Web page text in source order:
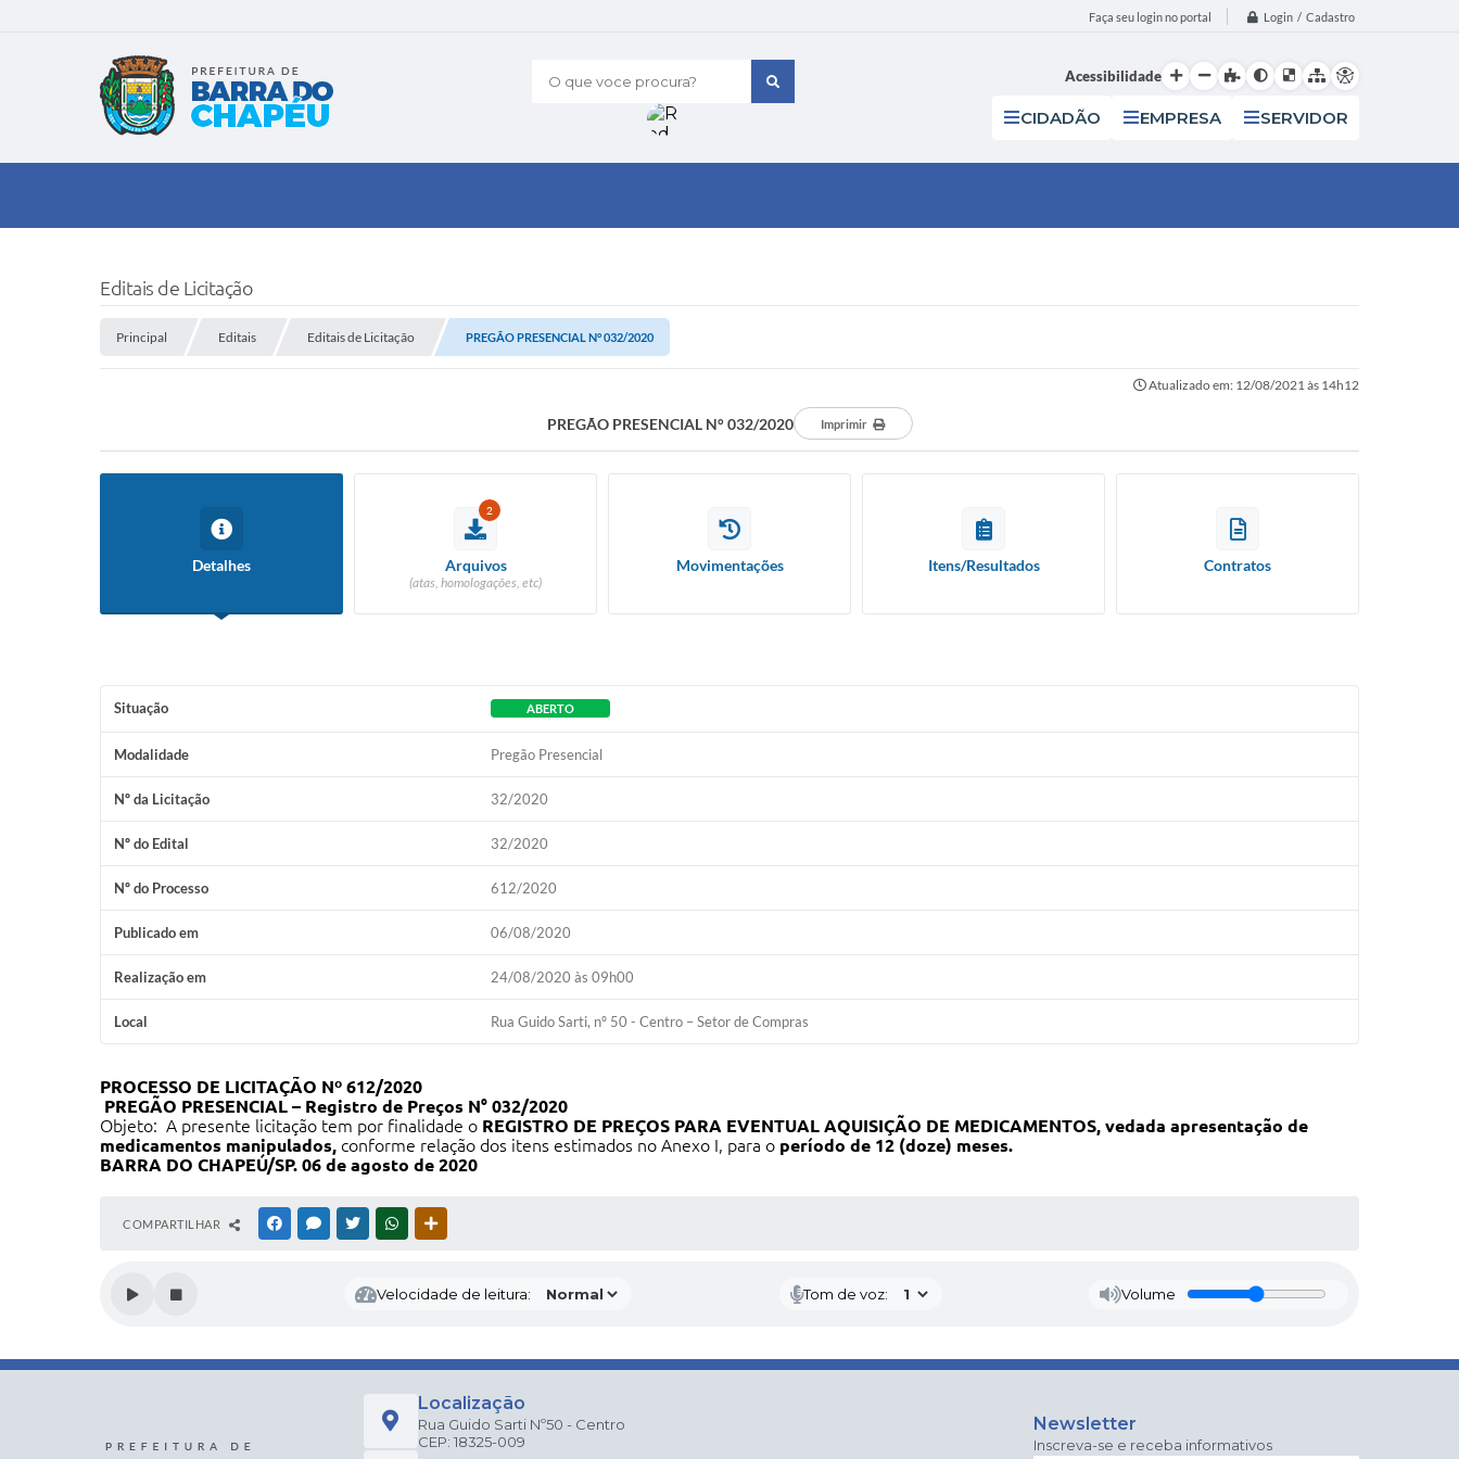
Faça seu login no portal Login / Cadastro
O que voce procura? Acessibilidade
CIDADÃO EMPRESA SERVIDOR
Editais de Licitação
Principal Editais Editais de Licitação PREGÃO PRESENCIAL N° 032/2020
Atualizado em: 12/08/2021 às 14h12
PREGÃO PRESENCIAL N° 032/2020 Imprimir
Detalhes
2
Arquivos
(atas, homologações, etc)
Movimentações Itens/Resultados Contratos
Situação ABERTO
Modalidade Pregão Presencial
Nº da Licitação 32/2020
Nº do Edital 32/2020
Nº do Processo 612/2020
Publicado em 06/08/2020
Realização em 24/08/2020 às 09h00
Local Rua Guido Sarti, nº 50 - Centro – Setor de Compras
PROCESSO DE LICITAÇÃO Nº 612/2020
PREGÃO PRESENCIAL – Registro de Preços N° 032/2020
Objeto: A presente licitação tem por finalidade o REGISTRO DE PREÇOS PARA EVENTUAL AQUISIÇÃO DE MEDICAMENTOS, vedada apresentação de
medicamentos manipulados, conforme relação dos itens estimados no Anexo I, para o período de 12 (doze) meses.
BARRA DO CHAPEÚ/SP. 06 de agosto de 2020
COMPARTILHAR FACEBOOKMESSENGER
TWITTERWHATSAPP
Velocidade de leitura: Tom de voz: Volume
Localização
Rua Guido Sarti Nº50 - Centro
CEP: 18325-009
Newsletter
Inscreva-se e receba informativos